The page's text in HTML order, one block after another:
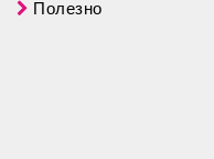
Полезно